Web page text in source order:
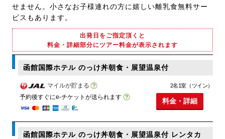
せません。小さなお子様連れの方に嬉しい離乳食無料サー
ビスもあります。
出発日をご指定頂くと
料金・詳細部分にツアー料金が表示されます
函館国際ホテル のっけ丼朝食・展望温泉付
マイルが貯まる
予約後すぐにe-チケットが送られます
2名1室（ツイン）
料金・詳細
函館国際ホテル のっけ丼朝食・展望温泉付 レンタカ